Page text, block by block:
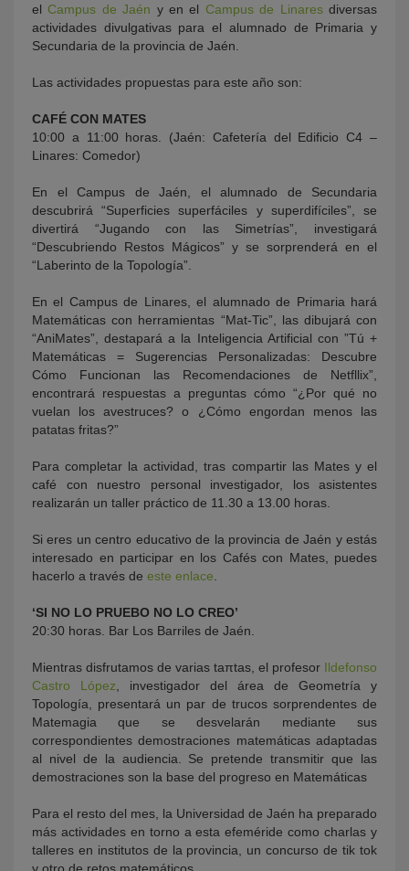
elCampus de Jaén y en el Campus de Linaresdiversas
actividades divulgativas para el alumnado de Primaria y
Secundaria de la provincia de Jaén.
Las actividades propuestas para este año son:
CAFÉ CON MATES
10:00 a 11:00 horas. (Jaén: Cafetería del Edificio C4 –
Linares: Comedor)
En el Campus de Jaén, el alumnado de Secundaria
descubrirá “Superficies superfáciles y superdifíciles”, se
divertirá “Jugando con las Simetrías”, investigará
“Descubriendo Restos Mágicos” y se sorprenderá en el
“Laberinto de la Topología”.
En el Campus de Linares, el alumnado de Primaria hará
Matemáticas con herramientas “Mat-Tic”, las dibujará con
“AniMates”, destapará a la Inteligencia Artificial con ”Tú +
Matemáticas = Sugerencias Personalizadas: Descubre
Cómo Funcionan las Recomendaciones de Netfllix”,
encontrará respuestas a preguntas cómo “¿Por qué no
vuelan los avestruces? o ¿Cómo engordan menos las
patatas fritas?”
Para completar la actividad, tras compartir las Mates y el
café con nuestro personal investigador, los asistentes
realizarán un taller práctico de 11.30 a 13.00 horas.
Si eres un centro educativo de la provincia de Jaén y estás
interesado en participar en los Cafés con Mates, puedes
hacerlo a través de este enlace
‘SI NO LO PRUEBO NO LO CREO’
20:30 horas. Bar Los Barriles de Jaén.
Mientras disfrutamos de varias taπtas, el profesor Ildefonso
Castro López , investigador del área de Geometría y
Topología, presentará un par de trucos sorprendentes de
Matemagia que se desvelarán mediante sus
correspondientes demostraciones matemáticas adaptadas
al nivel de la audiencia. Se pretende transmitir que las
demostraciones son la base del progreso en Matemáticas
Para el resto del mes, la Universidad de Jaén ha preparado
más actividades en torno a esta efeméride como charlas y
talleres en institutos de la provincia, un concurso de tik tok